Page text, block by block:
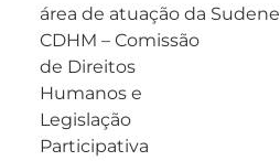
área de atuação da Sudene
CDHM – Comissão
de Direitos
Humanos e
Legislação
Participativa